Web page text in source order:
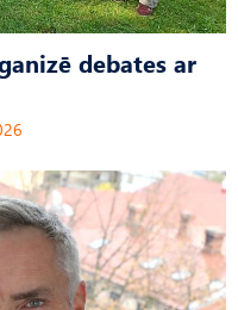
debates ar